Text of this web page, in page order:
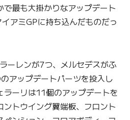
最も大掛かりなアップデート
アミGPに持ち込んだものだっ
ーレンが7つ、メルセデスがふ
アップデートパーツを投入し
ラーリは11個のアップデートを
トウイング翼端板、フロント